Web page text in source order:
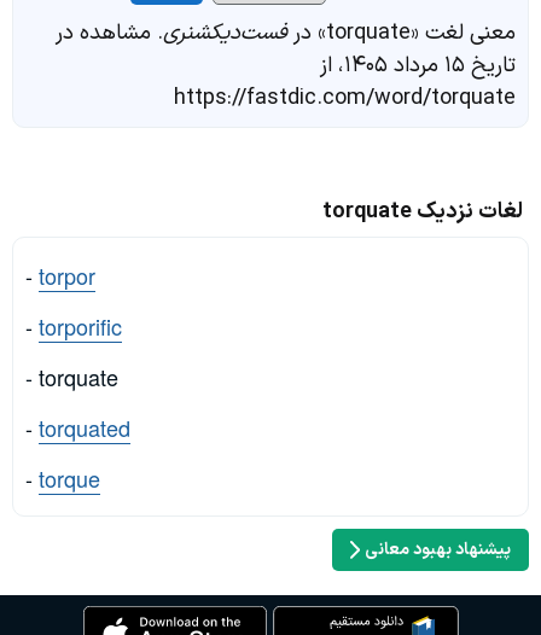
معنی لغت «torquate» در فست‌دیکشنری. مشاهده در
تاریخ ۱۵ مرداد ۱۴۰۵، از
https://fastdic.com/word/torquate
لغات نزدیک torquate
-torpor
-torporific
- torquate
-torquated
-torque
پیشنهاد بهبود معانی